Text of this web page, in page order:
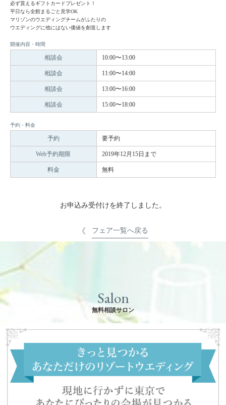
必ず貰えるギフトカードプレゼント！
平日なら全館まるごと見学OK
マリゾンのウエディングチームがふたりの
ウエディングに他にはない価値を創造します
開催内容・時間
相談会 10:00〜13:00
相談会 11:00〜14:00
相談会 13:00〜16:00
相談会 15:00〜18:00
予約・料金
予約 要予約
Web予約期限 2019年12月15日まで
料金 無料
お申込み受付けを終了しました。
フェア一覧へ戻る
Salon
無料相談サロン